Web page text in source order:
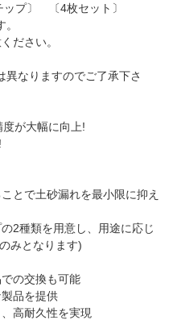
プ〕 〔4枚セット〕
ださい。
なりますのでご了承下さ
が大幅に向上!
とで土砂漏れを最小限に抑え
2種類を用意し、用途に応じ
みとなります)
の交換も可能
品を提供
高耐久性を実現